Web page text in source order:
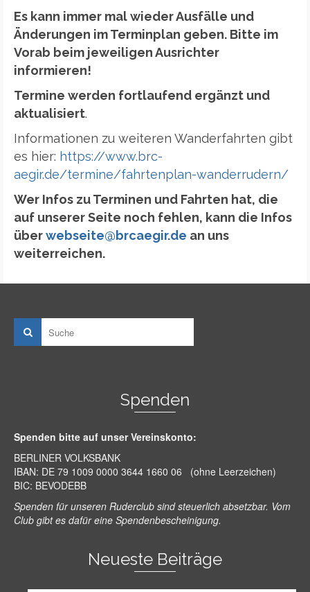
Es kann immer mal wieder Ausfälle und
Änderungen im Terminplan geben. Bitte im
Vorab beim jeweiligen Ausrichter
informieren!
Termine werden fortlaufend ergänzt und
aktualisiert.
Informationen zu weiteren Wanderfahrten gibt
es hier: https://www.brc-
aegir.de/termine/fahrtenplan-wanderrudern/
Wer Infos zu Terminen und Fahrten hat, die
auf unserer Seite noch fehlen, kann die Infos
überwebseite@brcaegir.de an uns
weiterreichen.
Spenden
Spenden bitte auf unser Vereinskonto:
BERLINER VOLKSBANK
IBAN: DE 79 1009 0000 3644 1660 06 (ohne Leerzeichen)
BIC: BEVODEBB
Spenden für unseren Ruderclub sind steuerlich absetzbar. Vom
Club gibt es dafür eine Spendenbescheinigung.
Neueste Beiträge